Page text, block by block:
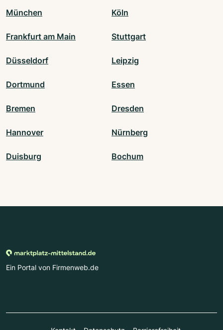
München Köln
Frankfurt am Main Stuttgart
Düsseldorf Leipzig
Dortmund Essen
Bremen Dresden
Hannover Nürnberg
Duisburg Bochum
Ein Portal von Firmenweb.de